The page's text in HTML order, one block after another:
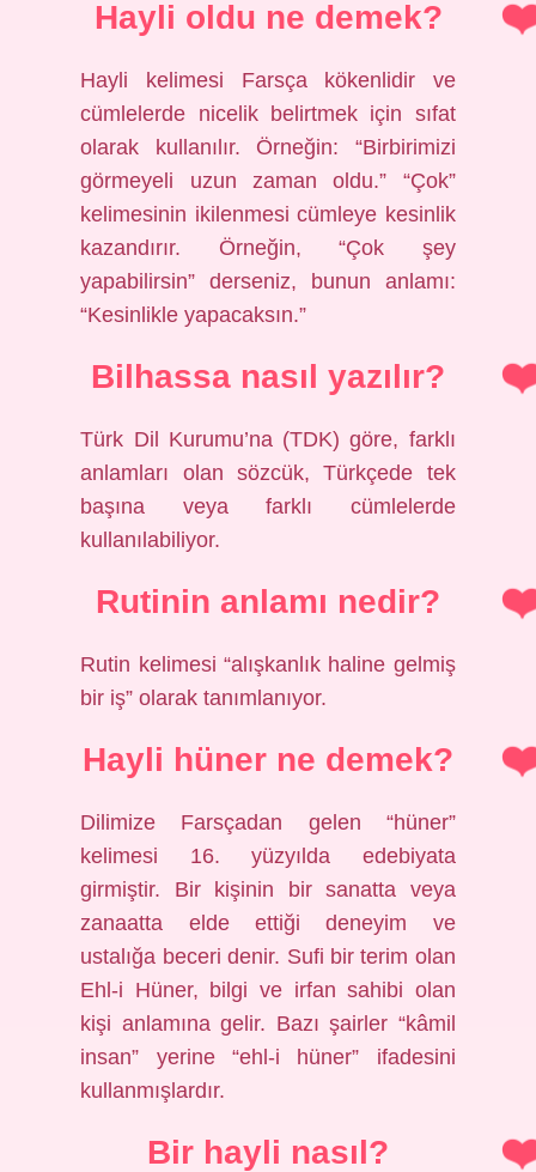
Hayli oldu ne demek?
Hayli kelimesi Farsça kökenlidir ve
cümlelerde nicelik belirtmek için sıfat
olarak kullanılır. Örneğin: “Birbirimizi
görmeyeli uzun zaman oldu.” “Çok”
kelimesinin ikilenmesi cümleye kesinlik
kazandırır. Örneğin, “Çok şey
yapabilirsin” derseniz, bunun anlamı:
“Kesinlikle yapacaksın.”
Bilhassa nasıl yazılır?
Türk Dil Kurumu’na (TDK) göre, farklı
anlamları olan sözcük, Türkçede tek
başına veya farklı cümlelerde
kullanılabiliyor.
Rutinin anlamı nedir?
Rutin kelimesi “alışkanlık haline gelmiş
bir iş” olarak tanımlanıyor.
Hayli hüner ne demek?
Dilimize Farsçadan gelen “hüner”
kelimesi 16. yüzyılda edebiyata
girmiştir. Bir kişinin bir sanatta veya
zanaatta elde ettiği deneyim ve
ustalığa beceri denir. Sufi bir terim olan
Ehl-i Hüner, bilgi ve irfan sahibi olan
kişi anlamına gelir. Bazı şairler “kâmil
insan” yerine “ehl-i hüner” ifadesini
kullanmışlardır.
Bir hayli nasıl?